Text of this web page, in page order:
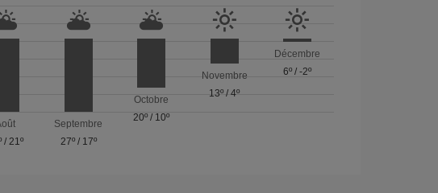
/ 21º
Septembre
27º/ 17º
Octobre
20º / 10º
Novembre
13º /4º
Décembre
6º /-2º